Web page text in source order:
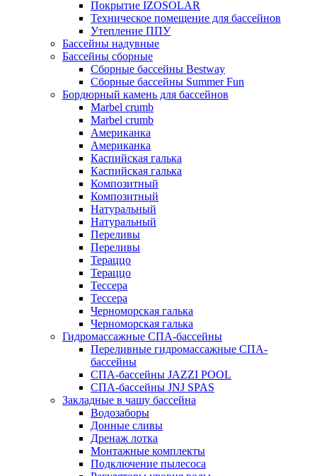
Покрытие IZOSOLAR
Техническое помещение для бассейнов
Утепление ППУ
Бассейны надувные
Бассейны сборные
Сборные бассейны Bestway
Сборные бассейны Summer Fun
Бордюрный камень для бассейнов
Marbel crumb
Marbel crumb
Американка
Американка
Каспийская галька
Каспийская галька
Композитный
Композитный
Натуральный
Натуральный
Переливы
Переливы
Тераццо
Тераццо
Тессера
Тессера
Черноморская галька
Черноморская галька
Гидромассажные СПА-бассейны
Переливные гидромассажные СПА-
бассейны
СПА-бассейны JAZZI POOL
СПА-бассейны JNJ SPAS
Закладные в чашу бассейна
Водозаборы
Донные сливы
Дренаж лотка
Монтажные комплекты
Подключение пылесоса